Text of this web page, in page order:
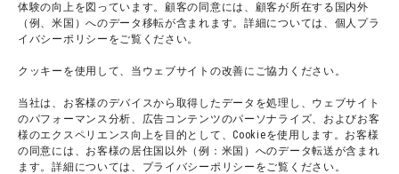
体験の向上を図っています。顧客の同意には、顧客が所在する国内外
（例、米国）へのデータ移転が含まれます。詳細については、個人プラ
イバシーポリシーをご覧ください。
クッキーを使用して、当ウェブサイトの改善にご協力ください。
当社は、お客様のデバイスから取得したデータを処理し、ウェブサイト
のパフォーマンス分析、広告コンテンツのパーソナライズ、およびお客
様のエクスペリエンス向上を目的として、Cookieを使用します。お客様
の同意には、お客様の居住国以外（例：米国）へのデータ転送が含まれ
ます。詳細については、プライバシーポリシーをご覧ください。
団体利用について
お問い合わせ
利用規約
プライバシーポリシー
メディア掲載実績
会社概要
スタッフ募集